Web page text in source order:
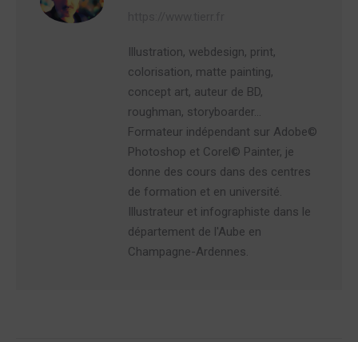
Illustration, webdesign, print,
colorisation, matte painting,
concept art, auteur de BD,
roughman, storyboarder…
Formateur indépendant sur Adobe©
Photoshop et Corel© Painter, je
donne des cours dans des centres
de formation et en université.
Illustrateur et infographiste dans le
département de l'Aube en
Champagne-Ardennes.